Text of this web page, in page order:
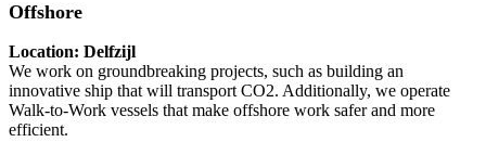
Offshore
Location: Delfzijl
We work on groundbreaking projects, such as building an
innovative ship that will transport CO2. Additionally, we operate
Walk-to-Work vessels that make offshore work safer and more
efficient.